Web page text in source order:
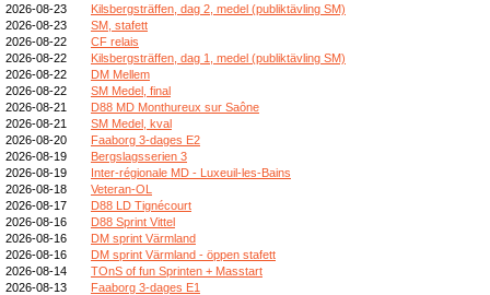
2026-08-23
Kilsbergsträffen, dag 2, medel (publiktävling SM)
2026-08-23
SM, stafett
2026-08-22
CF relais
2026-08-22
Kilsbergsträffen, dag 1, medel (publiktävling SM)
2026-08-22
DM Mellem
2026-08-22
SM Medel, final
2026-08-21
D88 MD Monthureux sur Saône
2026-08-21
SM Medel, kval
2026-08-20
Faaborg 3-dages E2
2026-08-19
Bergslagsserien 3
2026-08-19
Inter-régionale MD - Luxeuil-les-Bains
2026-08-18
Veteran-OL
2026-08-17
D88 LD Tignécourt
2026-08-16
D88 Sprint Vittel
2026-08-16
DM sprint Värmland
2026-08-16
DM sprint Värmland - öppen stafett
2026-08-14
TOnS of fun Sprinten + Masstart
2026-08-13
Faaborg 3-dages E1